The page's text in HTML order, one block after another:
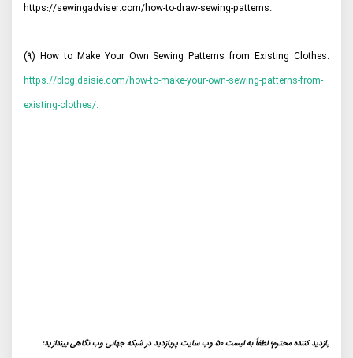
https://sewingadviser.com/how-to-draw-sewing-patterns.
(9) How to Make Your Own Sewing Patterns from Existing Clothes.
https://blog.daisie.com/how-to-make-your-own-sewing-patterns-from-
existing-clothes/.
بازدید کننده محترم؛ لطفاً به لیست 50 وب سایت پربازدید در شبکه جهانی وب نگاهی بیندازید: